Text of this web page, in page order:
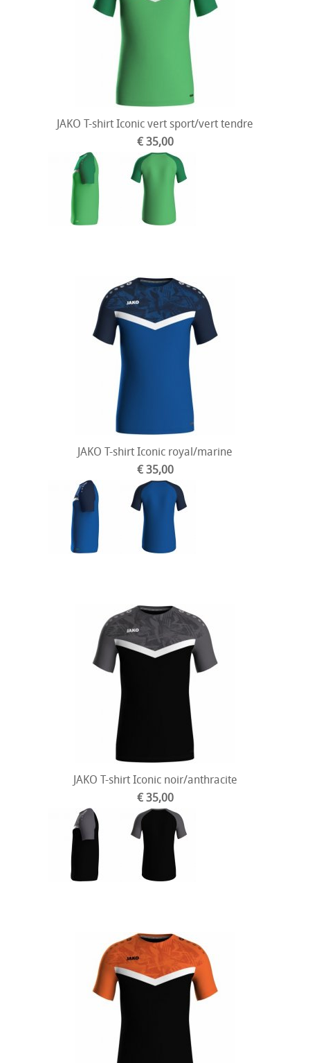
JAKO T-shirt Iconic vert sport/vert tendre
€ 35,00
JAKO T-shirt Iconic royal/marine
€ 35,00
JAKO T-shirt Iconic noir/anthracite
€ 35,00